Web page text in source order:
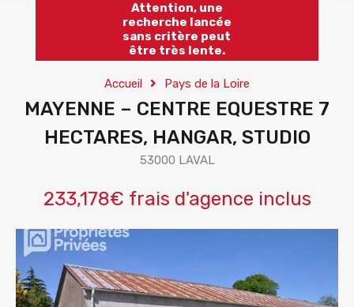
Attention, une
recherche lancée
sans critère peut
être très lente.
Accueil Pays de la Loire
MAYENNE – CENTRE EQUESTRE 7
HECTARES, HANGAR, STUDIO
53000 LAVAL
233,178€ frais d'agence inclus